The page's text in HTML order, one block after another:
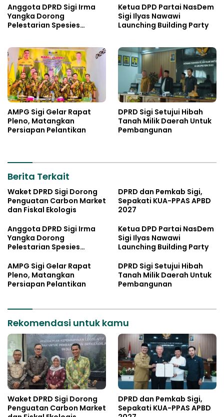
Anggota DPRD Sigi Irma
Yangka Dorong
Pelestarian Spesies
Ketua DPD Partai NasDem
Sigi Ilyas Nawawi
Launching Building Party
AMPG Sigi Gelar Rapat
Pleno, Matangkan
Persiapan Pelantikan
DPRD Sigi Setujui Hibah
Tanah Milik Daerah Untuk
Pembangunan
Berita Terkait
Waket DPRD Sigi Dorong
Penguatan Carbon Market
dan Fiskal Ekologis
DPRD dan Pemkab Sigi,
Sepakati KUA-PPAS APBD
2027
Anggota DPRD Sigi Irma
Yangka Dorong
Pelestarian Spesies
Ketua DPD Partai NasDem
Sigi Ilyas Nawawi
Launching Building Party
AMPG Sigi Gelar Rapat
Pleno, Matangkan
Persiapan Pelantikan
DPRD Sigi Setujui Hibah
Tanah Milik Daerah Untuk
Pembangunan
Rekomendasi untuk kamu
Waket DPRD Sigi Dorong
Penguatan Carbon Market
DPRD dan Pemkab Sigi,
Sepakati KUA-PPAS APBD